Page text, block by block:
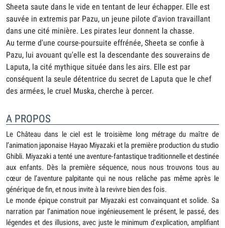
Sheeta saute dans le vide en tentant de leur échapper. Elle est
sauvée in extremis par Pazu, un jeune pilote d'avion travaillant
dans une cité minière. Les pirates leur donnent la chasse.
Au terme d'une course-poursuite effrénée, Sheeta se confie à
Pazu, lui avouant qu'elle est la descendante des souverains de
Laputa, la cité mythique située dans les airs. Elle est par
conséquent la seule détentrice du secret de Laputa que le chef
des armées, le cruel Muska, cherche à percer.
A PROPOS
Le Château dans le ciel est le troisième long métrage du maître de
l’animation japonaise Hayao Miyazaki et la première production du studio
Ghibli. Miyazaki a tenté une aventure-fantastique traditionnelle et destinée
aux enfants. Dès la première séquence, nous nous trouvons tous au
cœur de l’aventure palpitante qui ne nous relâche pas même après le
générique de fin, et nous invite à la revivre bien des fois.
Le monde épique construit par Miyazaki est convainquant et solide. Sa
narration par l’animation noue ingénieusement le présent, le passé, des
légendes et des illusions, avec juste le minimum d'explication, amplifiant